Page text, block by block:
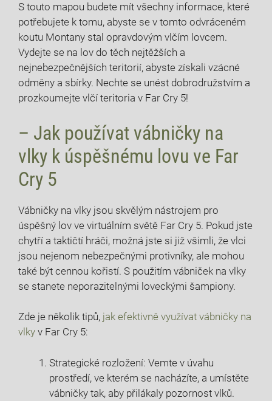
S touto mapou budete mít všechny informace, které
potřebujete k tomu, abyste se v tomto odvráceném
koutu Montany stal opravdovým vlčím lovcem.
Vydejte se na lov do těch nejtěžších a
nejnebezpečnějších teritorií, abyste získali vzácné
odměny a sbírky. Nechte se unést dobrodružstvím a
prozkoumejte vlčí teritoria v Far Cry 5!
– Jak používat vábničky na
vlky k úspěšnému lovu ve Far
Cry 5
Vábničky na vlky jsou skvělým nástrojem pro
úspěšný lov ve virtuálním světě Far Cry 5. Pokud jste
chytří a taktičtí hráči, možná jste si již všimli, že vlci
jsou nejenom nebezpečnými protivníky, ale mohou
také být cennou kořistí. S použitím vábniček na vlky
se stanete neporazitelnými loveckými šampiony.
Zde je několik tipů, jak efektivně využívat vábničky na
vlky v Far Cry 5:
Strategické rozložení: Vemte v úvahu
prostředí, ve kterém se nacházíte, a umístěte
vábničky tak, aby přilákaly pozornost vlků.